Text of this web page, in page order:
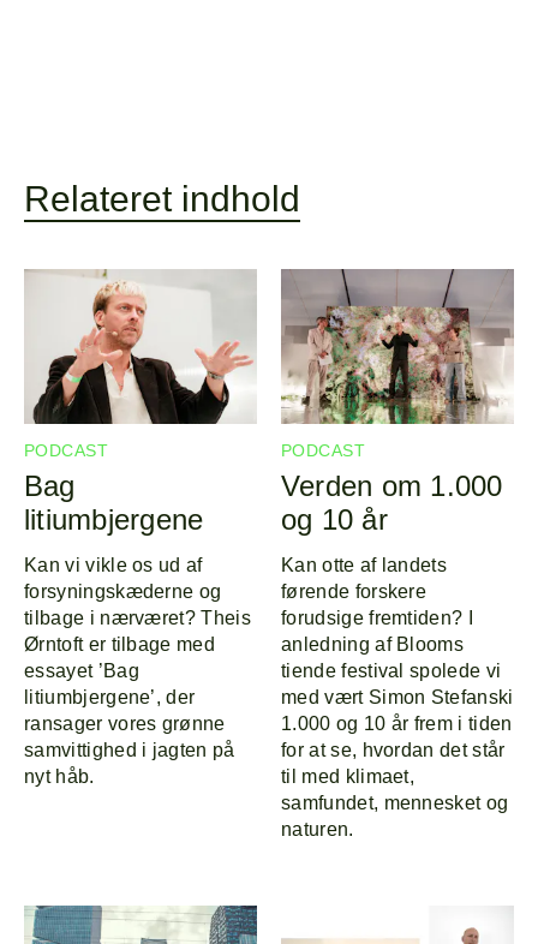
Forside
Program
Line-up
Om
Relateret indhold
PODCAST
Bag
litiumbjergene
Kan vi vikle os ud af
forsyningskæderne og
tilbage i nærværet? Theis
Ørntoft er tilbage med
essayet ’Bag
litiumbjergene’, der
ransager vores grønne
samvittighed i jagten på
nyt håb.
PODCAST
Verden om 1.000
og 10 år
Kan otte af landets
førende forskere
forudsige fremtiden? I
anledning af Blooms
tiende festival spolede vi
med vært Simon Stefanski
1.000 og 10 år frem i tiden
for at se, hvordan det står
til med klimaet,
samfundet, mennesket og
naturen.